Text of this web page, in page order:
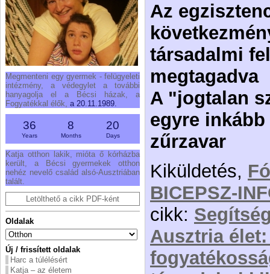
Megmenteni egy gyermek - felügyeleti
intézmény, a védegylet a további
hanyagolja el a Bécsi házak, a
Fogyatékkal élők, a 20.11.1989.
36
Years
8
Months
20
Days
Katja otthon lakik, mióta ő kórházba
került, a Bécsi gyermekek otthon
nehéz nevelő család alsó-Ausztriában
talált.
Letölthető a cikk PDF-ként
Oldalak
Új / frissített oldalak
Harc a túlélésért
Katja – az életem
Az
társadalmi
megtagadva
A "jogtalan
egyre
zűrzavar
Kiküldetés,
BICEPSZ-
cikk:
Ausztria